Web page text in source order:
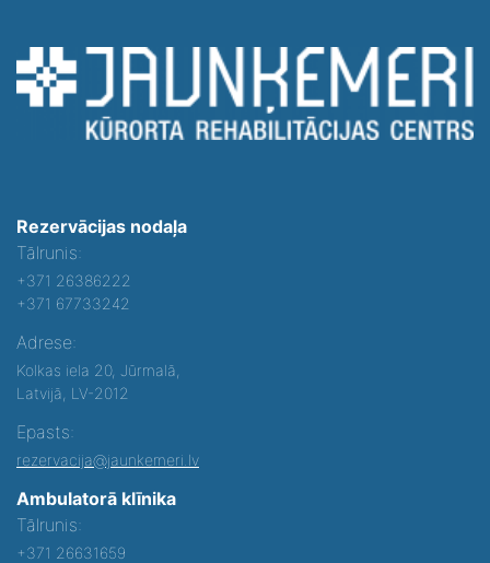
Rezervācijas nodaļa
Tālrunis:
+371 26386222
+371 67733242
Adrese:
Kolkas iela 20, Jūrmalā,
Latvijā, LV-2012
Epasts:
rezervacija@jaunkemeri.lv
Ambulatorā klīnika
Tālrunis:
+371 26631659